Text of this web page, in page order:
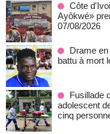
Côte
Ayôkwé»
07/08/2026
Drame
battu à mort
Fusillade
adolescent
cinq